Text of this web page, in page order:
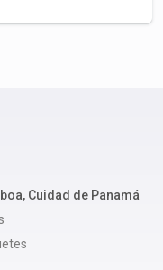
Cuidad de Panamá